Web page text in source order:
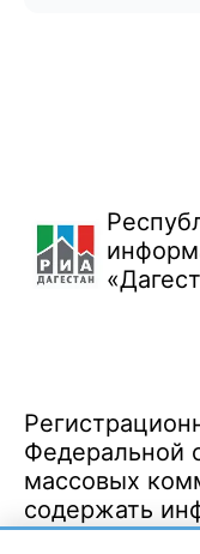
Федеральной
массовых
содержать